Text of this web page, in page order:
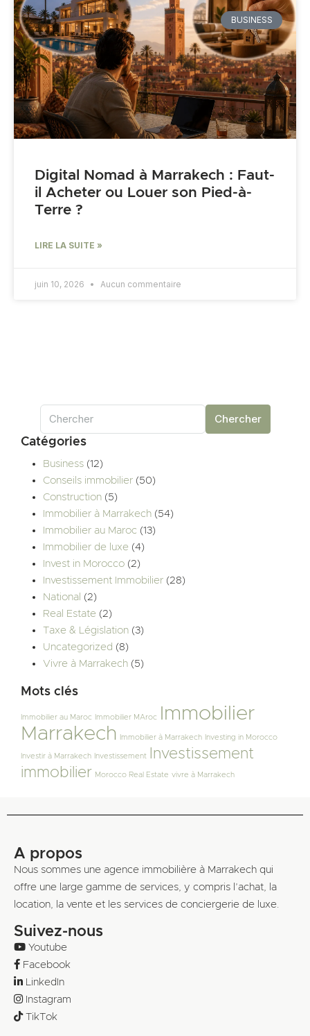
BUSINESS
Digital Nomad à Marrakech : Faut-
il Acheter ou Louer son Pied-à-
Terre ?
LIRE LA SUITE »
juin 10, 2026 Aucun commentaire
Chercher
Catégories
Business (12)
Conseils immobilier (50)
Construction (5)
Immobilier à Marrakech (54)
Immobilier au Maroc (13)
Immobilier de luxe (4)
Invest in Morocco (2)
Investissement Immobilier (28)
National (2)
Real Estate (2)
Taxe & Législation (3)
Uncategorized (8)
Vivre à Marrakech (5)
Mots clés
Immobilier au Maroc Immobilier MAroc
Immobilier
Marrakech
Immobilier à Marrakech Investing in Morocco
Investir à Marrakech Investissement
Investissement
immobilier Morocco Real Estate vivre à Marrakech
A propos
Nous sommes une agence immobilière à Marrakech qui
offre une large gamme de services, y compris l’achat, la
location, la vente et les services de conciergerie de luxe.
Suivez-nous
Youtube
Facebook
LinkedIn
Instagram
TikTok